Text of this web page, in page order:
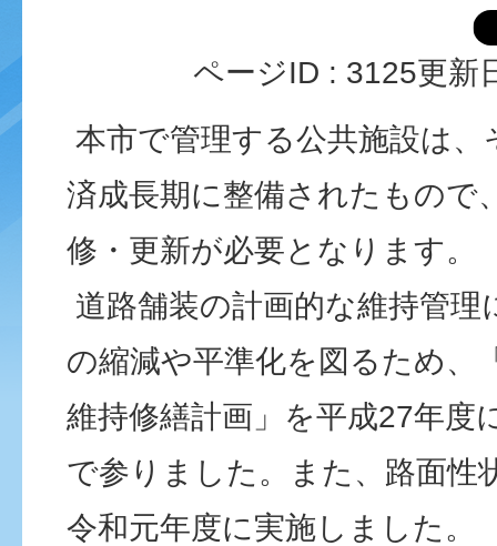
ページID : 3125更新
本市で管理する公共施設は、
済成長期に整備されたもので
修・更新が必要となります。
道路舗装の計画的な維持管理
の縮減や平準化を図るため、
維持修繕計画」を平成27年度
で参りました。また、路面性
令和元年度に実施しました。